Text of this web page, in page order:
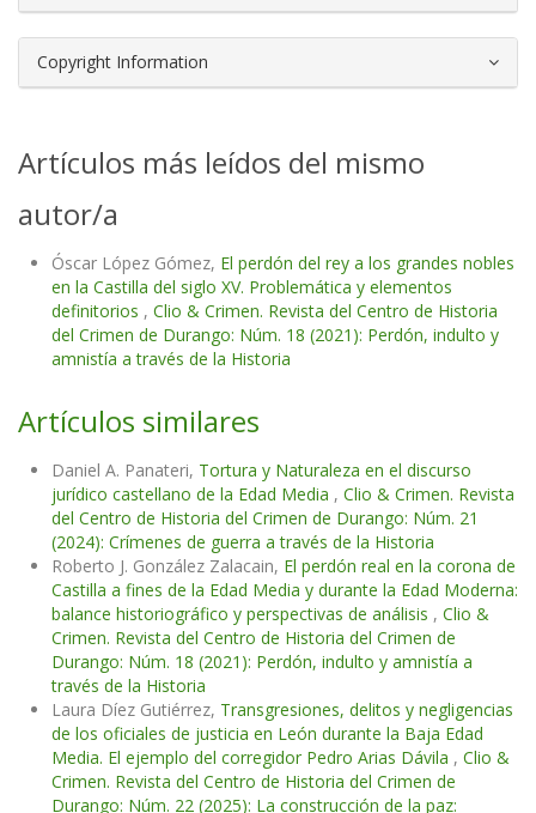
Copyright Information
Artículos más leídos del mismo
autor/a
Óscar López Gómez, El perdón del rey a los grandes nobles
en la Castilla del siglo XV. Problemática y elementos
definitorios , Clio & Crimen. Revista del Centro de Historia
del Crimen de Durango: Núm. 18 (2021): Perdón, indulto y
amnistía a través de la Historia
Artículos similares
Daniel A. Panateri, Tortura y Naturaleza en el discurso
jurídico castellano de la Edad Media , Clio & Crimen. Revista
del Centro de Historia del Crimen de Durango: Núm. 21
(2024): Crímenes de guerra a través de la Historia
Roberto J. González Zalacain, El perdón real en la corona de
Castilla a fines de la Edad Media y durante la Edad Moderna:
balance historiográfico y perspectivas de análisis , Clio &
Crimen. Revista del Centro de Historia del Crimen de
Durango: Núm. 18 (2021): Perdón, indulto y amnistía a
través de la Historia
Laura Díez Gutiérrez, Transgresiones, delitos y negligencias
de los oficiales de justicia en León durante la Baja Edad
Media. El ejemplo del corregidor Pedro Arias Dávila , Clio &
Crimen. Revista del Centro de Historia del Crimen de
Durango: Núm. 22 (2025): La construcción de la paz: